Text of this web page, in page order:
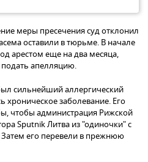
меры пресечения суд отклонил
оставили в тюрьме. В начале
арестом еще на два месяца,
апелляцию.
сильнейший аллергический
хроническое заболевание. Его
чтобы администрация Рижской
Sputnik Литва из "одиночки" с
его перевели в прежнюю